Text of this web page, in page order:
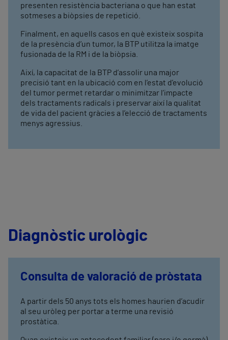
presenten resistència bacteriana o que han estat
sotmeses a biòpsies de repetició.
Finalment, en aquells casos en què existeix sospita
de la presència d’un tumor, la BTP utilitza la imatge
fusionada de la RM i de la biòpsia.
Així, la capacitat de la BTP d’assolir una major
precisió tant en la ubicació com en l’estat d’evolució
del tumor permet retardar o minimitzar l’impacte
dels tractaments radicals i preservar així la qualitat
de vida del pacient gràcies a l’elecció de tractaments
menys agressius.
Diagnòstic urològic
Consulta de valoració de pròstata
A partir dels 50 anys tots els homes haurien d’acudir
al seu uròleg per portar a terme una revisió
prostàtica.